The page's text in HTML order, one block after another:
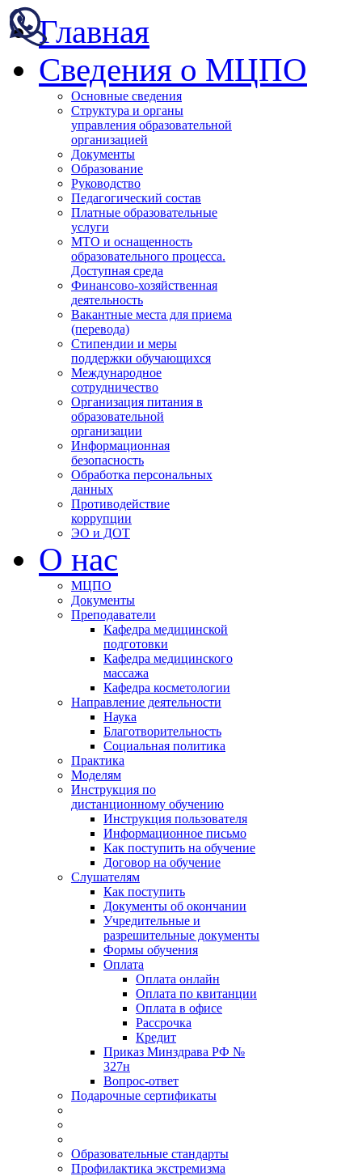
Главная
Сведения о МЦПО
Основные сведения
Структура и органы
управления образовательной
организацией
Документы
Образование
Руководство
Педагогический состав
Платные образовательные
услуги
МТО и оснащенность
образовательного процесса.
Доступная среда
Финансово-хозяйственная
деятельность
Вакантные места для приема
(перевода)
Стипендии и меры
поддержки обучающихся
Международное
сотрудничество
Организация питания в
образовательной
организации
Информационная
безопасность
Обработка персональных
данных
Противодействие
коррупции
ЭО и ДОТ
О нас
МЦПО
Документы
Преподаватели
Кафедра медицинской
подготовки
Кафедра медицинского
массажа
Кафедра косметологии
Направление деятельности
Наука
Благотворительность
Социальная политика
Практика
Моделям
Инструкция по
дистанционному обучению
Инструкция пользователя
Информационное письмо
Как поступить на обучение
Договор на обучение
Слушателям
Как поступить
Документы об окончании
Учредительные и
разрешительные документы
Формы обучения
Оплата
Оплата онлайн
Оплата по квитанции
Оплата в офисе
Рассрочка
Кредит
Приказ Минздрава РФ №
327н
Вопрос-ответ
Подарочные сертификаты
Образовательные стандарты
Профилактика экстремизма